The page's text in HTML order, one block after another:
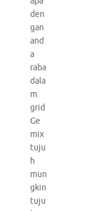
den
gan
and
a
raba
dala
m
grid
Ge
mix
tuju
h
mun
gkin
tuju